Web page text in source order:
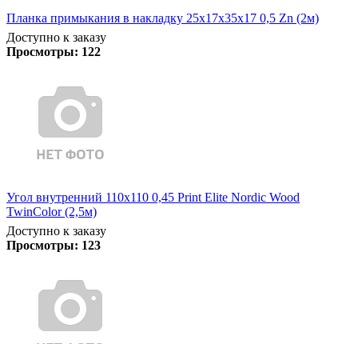
Планка примыкания в накладку 25х17х35х17 0,5 Zn (2м)
Доступно к заказу
Просмотры: 122
Угол внутренний 110х110 0,45 Print Elite Nordic Wood
TwinColor (2,5м)
Доступно к заказу
Просмотры: 123